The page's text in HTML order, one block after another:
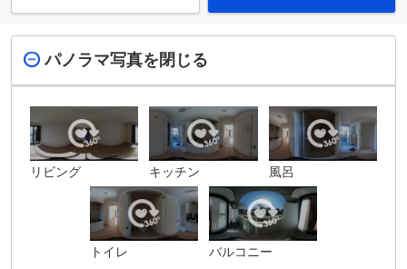
パノラマ写真を閉じる
リビング キッチン 風呂
トイレ バルコニー